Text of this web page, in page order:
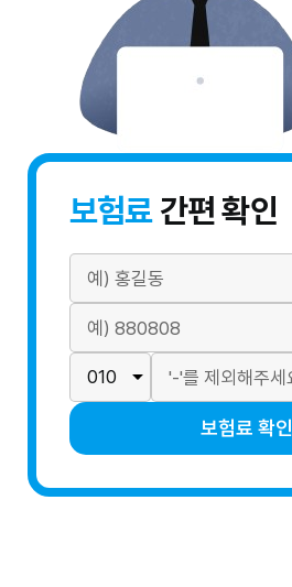
보험료간편 확인
보험료 확인